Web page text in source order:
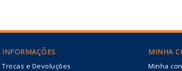
INFORMAÇÕES
Trocas e Devoluções
MINHA
Minha